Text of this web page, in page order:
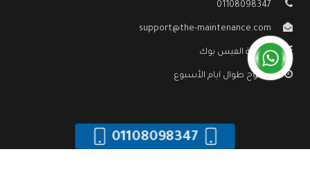
01108098347
support@the-maintenance.com
صفحة الفيس بوك
مفتوح طوال ايام الأسبوع
01108098347